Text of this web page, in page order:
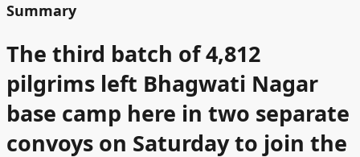
Summary
The third batch of 4,812
pilgrims left Bhagwati Nagar
base camp here in two separate
convoys on Saturday to join the